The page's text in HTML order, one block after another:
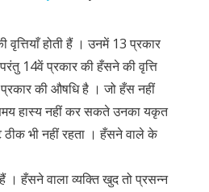
होती हैं । उनमें 13 प्रकार
14वें प्रकार की हँसने की वृत्ति
की औषधि है । जो हँस नहीं
हास्य नहीं कर सकते उनका यकृत
भी नहीं रहता । हँसने वाले के
। हँसने वाला व्यक्ति खुद तो प्रसन्न